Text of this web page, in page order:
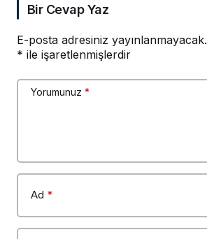
Bir Cevap Yaz
E-posta adresiniz yayınlanmayacak.
* ile işaretlenmişlerdir
Yorumunuz *
Ad *